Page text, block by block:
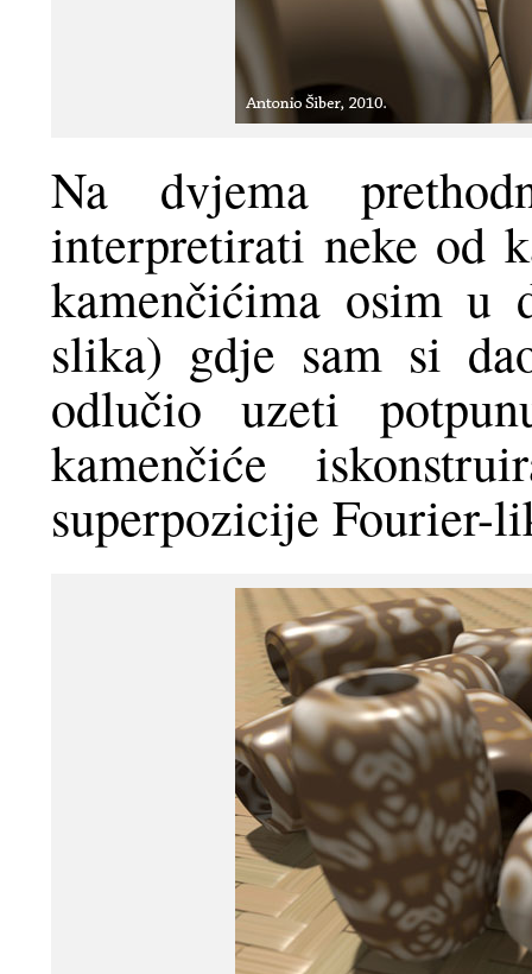
Na dvjema
interpretirati neke od
kamenčićima osim u
slika) gdje sam si
odlučio uzeti
kamenčiće
superpozicije Fourier-